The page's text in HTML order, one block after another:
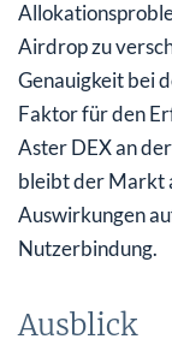
Airdrop zu
Genauigkeit bei
Faktor für den
Aster DEX an
bleibt der Markt
Auswirkungen
Nutzerbindung.
Ausblick